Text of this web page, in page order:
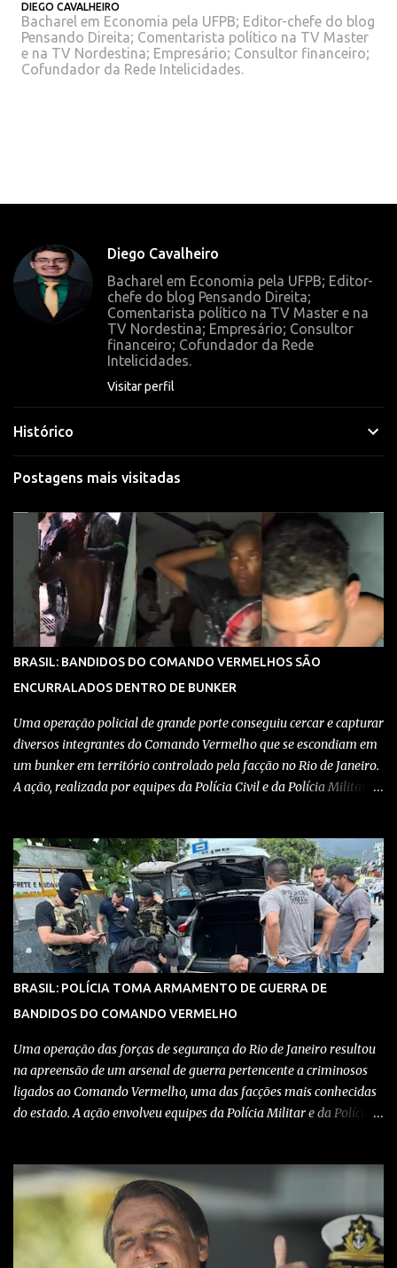
DIEGO CAVALHEIRO
Bacharel em Economia pela UFPB; Editor-chefe do blog
Pensando Direita; Comentarista político na TV Master
e na TV Nordestina; Empresário; Consultor financeiro;
Cofundador da Rede Intelicidades.
á
Diego Cavalheiro
Bacharel em Economia pela UFPB; Editor-
chefe do blog Pensando Direita;
Comentarista político na TV Master e na
TV Nordestina; Empresário; Consultor
financeiro; Cofundador da Rede
Intelicidades.
Visitar perfil
Histórico
Postagens mais visitadas
BRASIL: BANDIDOS DO COMANDO VERMELHOS SÃO
ENCURRALADOS DENTRO DE BUNKER
Uma operação policial de grande porte conseguiu cercar e capturar
diversos integrantes do Comando Vermelho que se escondiam em
um bunker em território controlado pela facção no Rio de Janeiro.
A ação, realizada por equipes da Polícia Civil e da Polícia Militar,
de coordenar atividades criminosas na região. Confira detalhes no
vídeo: Clique aqui para ter acesso ao livro O Brasil e a pandemia de
absurdos, escrito por juristas, economistas, jornalistas e
profissionais da saúde conservadores sobre os absurdos
praticados durante a pandemia de Covid-19, como tiranias,
campanhas anticientíficas, atos de corrupção,
inconstitucionalidades por notáveis autoridades, fraudes e muito
perseguidos por políticos e seus assessores nos grupos de
WhatsApp! Garanta acesso ao nosso conteúdo clicando aqui , para
entrar no grupo do Whats...
BRASIL: POLÍCIA TOMA ARMAMENTO DE GUERRA DE
BANDIDOS DO COMANDO VERMELHO
Uma operação das forças de segurança do Rio de Janeiro resultou
na apreensão de um arsenal de guerra pertencente a criminosos
ligados ao Comando Vermelho, uma das facções mais conhecidas
do estado. A ação envolveu equipes da Polícia Militar e da Polícia
confrontos com grupos rivais e com as próprias forças de
segurança. Confira detalhes no vídeo: Clique aqui para ter acesso
ao livro O Brasil e a pandemia de absurdos, escrito por juristas,
economistas, jornalistas e profissionais da saúde conservadores
sobre os absurdos praticados durante a pandemia de Covid-19,